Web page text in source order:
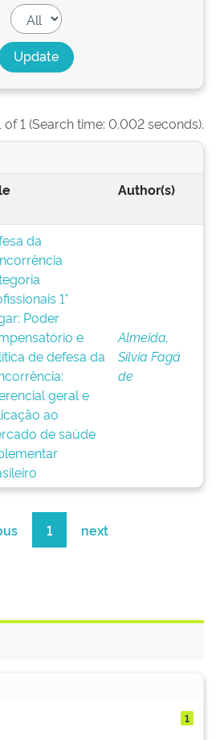
of 1 (Search time: 0.002 seconds).
Author(s)
da
1°
Poder
e
de defesa da
geral e
ao
de saúde
Almeida,
Sílvia Fagá
de
1 next
1